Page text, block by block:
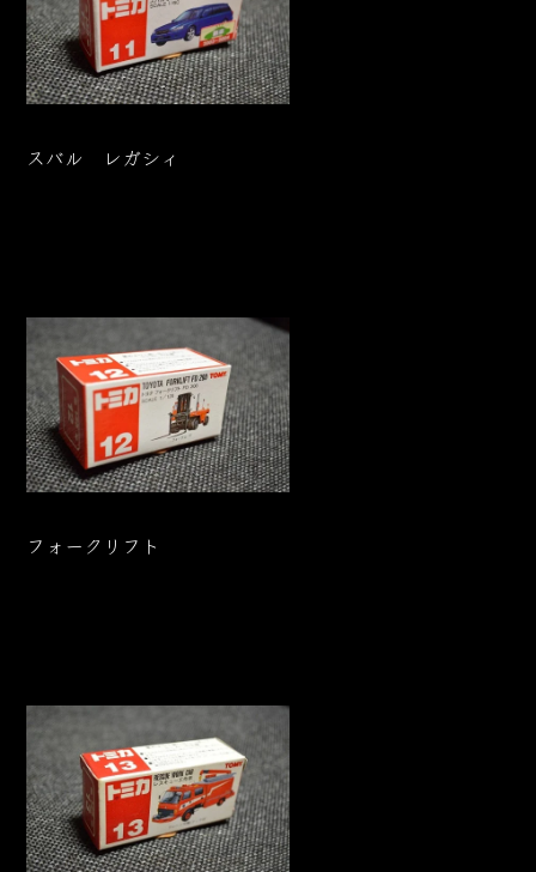
スバル レガシィ
フォークリフト